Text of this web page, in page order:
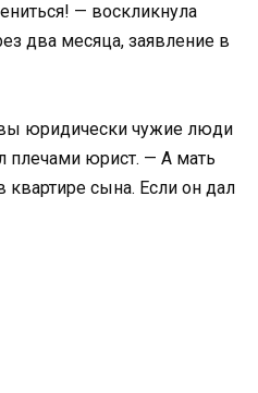
— воскликнула
два месяца, заявление в
юридически чужие люди
плечами юрист. — А мать
квартире сына. Если он дал